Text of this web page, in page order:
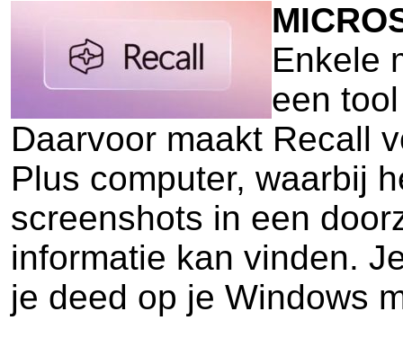
Enkele
een
Daarvoor maakt Recall
Plus computer, waarbij
screenshots in een
informatie kan vinden.
je deed op je Windows